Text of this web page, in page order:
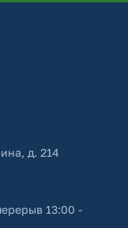
д. 214
13:00 -